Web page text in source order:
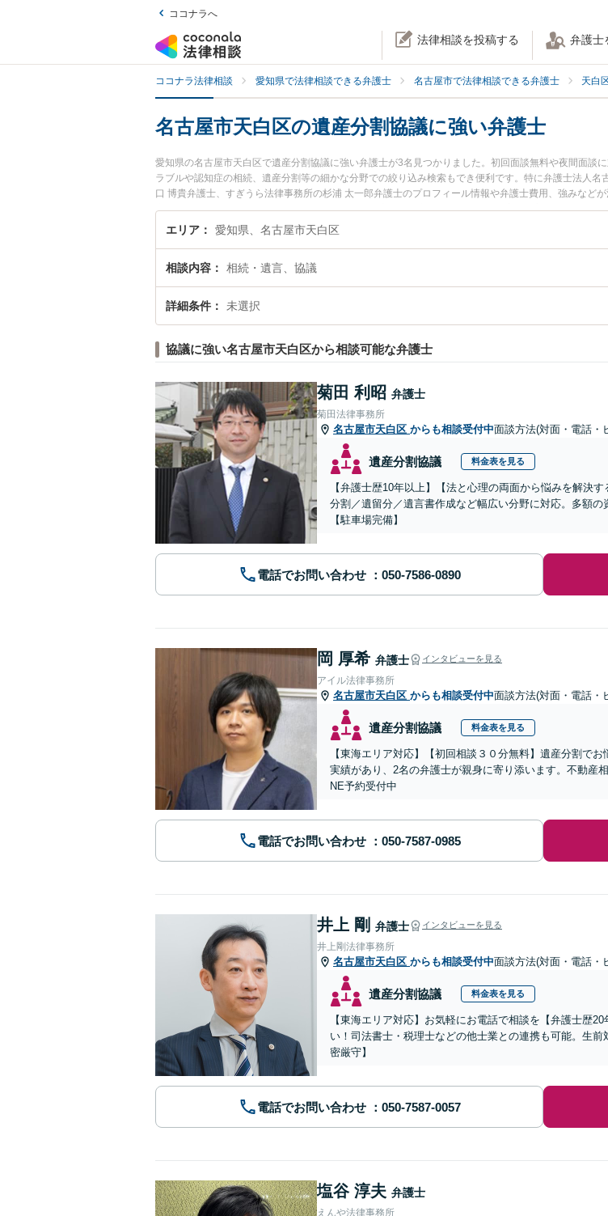
ココナラへ
法律相談を投稿する 弁護士
ココナラ法律相談 愛知県で法律相談できる弁護士 名古屋市で法律相談できる弁護士 天白
名古屋市天白区の遺産分割協議に強い弁護士
愛知県の名古屋市天白区で遺産分割協議に強い弁護士が3名見つかりました。初回面談無料や夜間面談
ラブルや認知症の相続、遺産分割等の細かな分野での絞り込み検索もでき便利です。特に弁護士法人
口 博貴弁護士、すぎうら法律事務所の杉浦 太一郎弁護士のプロフィール情報や弁護士費用、強みなど
議のトラブルを今すぐに弁護士に相談したい』『遺産分割協議のトラブル解決の実績豊富な近くの弁
天白区内の弁護士に相談予約したい』などでお困りの相談者さんにおすすめです。
エリア 愛知県、名古屋市天白区
相談内容 相続・遺言、協議
詳細条件 未選択
協議に強い名古屋市天白区から相談可能な弁護士
菊田 利昭 弁護士
菊田法律事務所
名古屋市天白区 からも相談受付中面談方法(対面・電話・
遺産分割協議 料金表を見る
【弁護士歴10年以上】【法と心理の両面から悩みを解決
分割／遺留分／遺言書作成など幅広い分野に対応。多額
【駐車場完備】
電話でお問い合わせ
岡 厚希 弁護士 インタビューを見る
アイル法律事務所
名古屋市天白区 からも相談受付中面談方法(対面・電話・
遺産分割協議 料金表を見る
【東海エリア対応】【初回相談３０分無料】遺産分割で
実績があり、2名の弁護士が親身に寄り添います。不動産
NE予約受付中
電話でお問い合わせ
井上 剛 弁護士 インタビューを見る
井上剛法律事務所
名古屋市天白区 からも相談受付中面談方法(対面・電話・
遺産分割協議 料金表を見る
【東海エリア対応】お気軽にお電話で相談を【弁護士歴
い！司法書士・税理士などの他士業との連携も可能。生
密厳守】
電話でお問い合わせ
塩谷 淳夫 弁護士
えんや法律事務所